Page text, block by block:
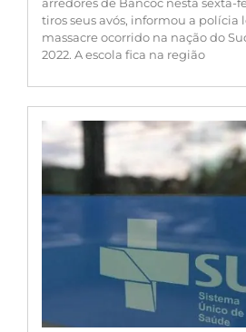
tiros seus avós, informou a polícia
massacre ocorrido na nação do
2022. A escola fica na região